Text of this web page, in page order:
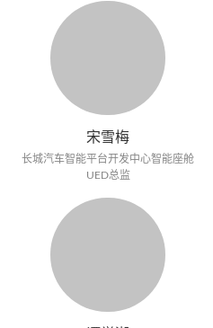
宋雪梅
长城汽车智能平台开发中心智能座舱
UED总监